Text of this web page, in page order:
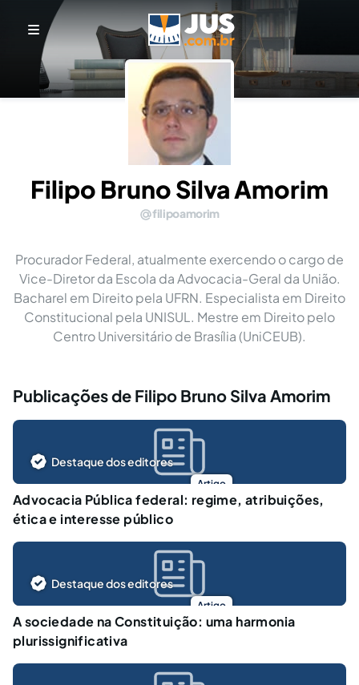
Filipo Bruno Silva Amorim
filipoamorim
Procurador Federal, atualmente exercendo o cargo de
Vice-Diretor da Escola da Advocacia-Geral da União.
Bacharel em Direito pela UFRN. Especialista em Direito
Constitucional pela UNISUL. Mestre em Direito pelo
Centro Universitário de Brasília (UniCEUB).
Publicações de Filipo Bruno Silva Amorim
Artigo
Destaque dos editores
Advocacia Pública federal: regime, atribuições,
ética e interesse público
Artigo
Destaque dos editores
A sociedade na Constituição: uma harmonia
plurissignificativa